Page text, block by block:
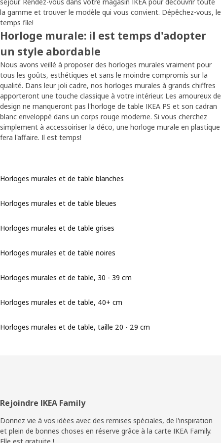
la gamme et trouver le modèle qui vous convient. Dépêchez-vous, le
temps file!
Horloge murale: il est temps d'adopter
un style abordable
Nous avons veillé à proposer des horloges murales vraiment pour
tous les goûts, esthétiques et sans le moindre compromis sur la
qualité. Dans leur joli cadre, nos horloges murales à grands chiffres
apporteront une touche classique à votre intérieur. Les amoureux de
design ne manqueront pas l'horloge de table IKEA PS et son cadran
blanc enveloppé dans un corps rouge moderne. Si vous cherchez
simplement à accessoiriser la déco, une horloge murale en plastique
fera l'affaire. Il est temps!
Horloges murales et de table blanches
Horloges murales et de table bleues
Horloges murales et de table grises
Horloges murales et de table noires
Horloges murales et de table, 30 - 39 cm
Horloges murales et de table, 40+ cm
Horloges murales et de table, taille 20 - 29 cm
Pied
de
page
Rejoindre IKEA Family
Donnez vie à vos idées avec des remises spéciales, de l'inspiration
et plein de bonnes choses en réserve grâce à la carte IKEA Family.